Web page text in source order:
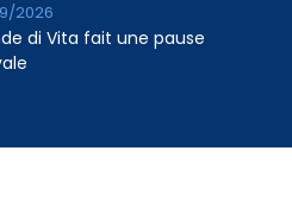
di Vita fait une pause
2026